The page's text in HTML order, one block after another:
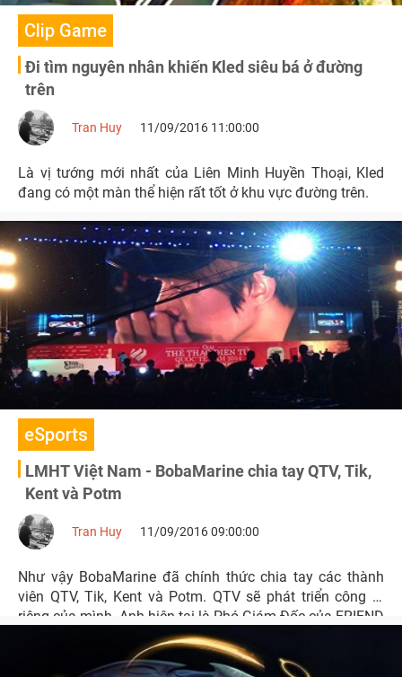
Clip Game
Đi tìm nguyên nhân khiến Kled siêu bá ở đường
trên
Tran Huy 11/09/2016 11:00:00
Là vị tướng mới nhất của Liên Minh Huyền Thoại, Kled
đang có một màn thể hiện rất tốt ở khu vực đường trên.
eSports
LMHT Việt Nam - BobaMarine chia tay QTV, Tik,
Kent và Potm
Tran Huy 11/09/2016 09:00:00
Như vậy BobaMarine đã chính thức chia tay các thành
viên QTV, Tik, Kent và Potm. QTV sẽ phát triển công ty
riêng của mình. Anh hiện tại là Phó Giám Đốc của FRIEND